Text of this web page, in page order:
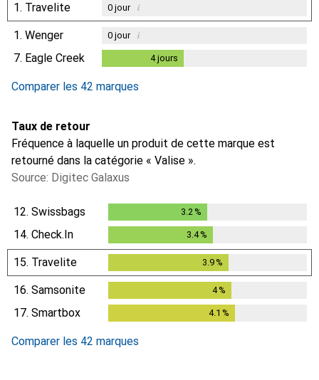
1. Travelite 0jour i
1. Wenger 0jour i
7. Eagle Creek 4jours
Comparer les 42 marques
Taux de retour
Fréquence à laquelle un produit de cette marque est
retourné dans la catégorie « Valise ».
Source: Digitec Galaxus
12. Swissbags 3.2%
14. Check.In 3.4%
15. Travelite 3.9 %
16. Samsonite 4%
17. Smartbox 4.1 %
Comparer les 42 marques